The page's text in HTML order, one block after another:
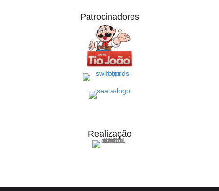
Patrocinadores
Realização